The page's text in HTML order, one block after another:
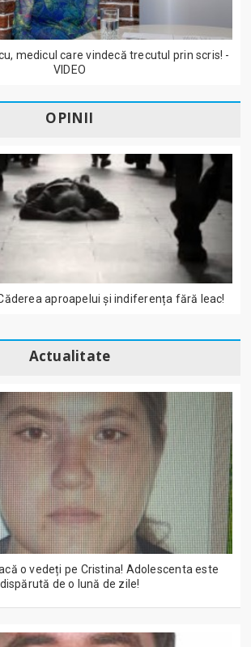
medicul care vindecă trecutul prin scris! -
VIDEO
OPINII
aproapelui și indiferența fără leac!
Actualitate
o vedeți pe Cristina! Adolescenta este
dispărută de o lună de zile!